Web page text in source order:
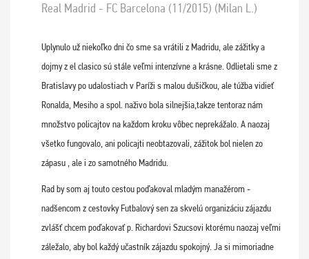
Real Madrid - FC Barcelona (11/2015) (Milan L.)
Uplynulo už niekoľko dni čo sme sa vrátili z Madridu, ale zážitky a
dojmy z el clasico sú stále veľmi intenzívne a krásne. Odlietali sme z
Bratislavy po udalostiach v Paríži s malou dušičkou, ale túžba vidieť
Ronalda, Mesiho a spol. naživo bola silnejšia,takze tentoraz nám
množstvo policajtov na každom kroku vôbec neprekážalo. A naozaj
všetko fungovalo, ani policajti neobtazovali, zážitok bol nielen zo
zápasu , ale i zo samotného Madridu.
Rad by som aj touto cestou poďakoval mladým manažérom -
nadšencom z cestovky Futbalový sen za skvelú organizáciu zájazdu
zvlášť chcem poďakovať p. Richardovi Szucsovi ktorému naozaj veľmi
záležalo, aby bol každý učastník zájazdu spokojný. Ja si mimoriadne